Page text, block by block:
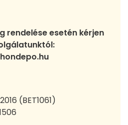
rendelése esetén kérjen
(BET1061)